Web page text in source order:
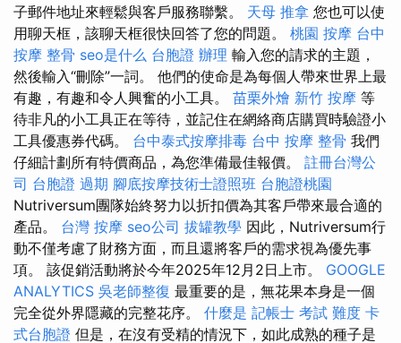
子郵件地址來輕鬆與客戶服務聯繫。 天母 推拿 您也可以使
用聊天框，該聊天框很快回答了您的問題。 桃園 按摩 台中
按摩 整骨 seo是什么 台胞證 辦理 輸入您的請求的主題，
然後輸入“刪除”一詞。 他們的使命是為每個人帶來世界上最
有趣，有趣和令人興奮的小工具。 苗栗外燴 新竹 按摩 等
待非凡的小工具正在等待，並記住在網絡商店購買時驗證小
工具優惠券代碼。 台中泰式按摩排毒 台中 按摩 整骨 我們
仔細計劃所有特價商品，為您準備最佳報價。 註冊台灣公
司 台胞證 過期 腳底按摩技術士證照班 台胞證桃園
Nutriversum團隊始終努力以折扣價為其客戶帶來最合適的
產品。 台灣 按摩 seo公司 拔罐教學 因此，Nutriversum行
動不僅考慮了財務方面，而且還將客戶的需求視為優先事
項。 該促銷活動將於今年2025年12月2日上市。 GOOGLE
ANALYTICS 吳老師整復 最重要的是，無花果本身是一個
完全從外界隱藏的完整花序。 什麼是 記帳士 考試 難度 卡
式台胞證 但是，在沒有受精的情況下，如此成熟的種子是